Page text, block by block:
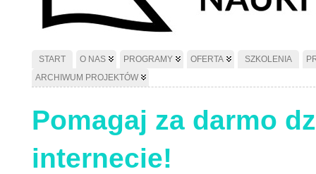
START O NAS PROGRAMY OFERTA SZKOLENIA
ARCHIWUM PROJEKTÓW
Pomagaj za darmo
internecie!